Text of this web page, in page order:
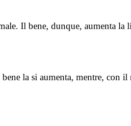
Il bene, dunque, aumenta
la si aumenta, mentre, con